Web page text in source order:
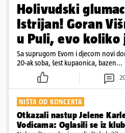
Holivudski
Istrijan! Goran
u Puli, evo
Sa suprugom Evom i djecom novi
20-ak soba, šest kupaonica, bazen...
NIŠTA OD KONCERTA
Otkazali nastup Jelene
Vodicama: Oglasili se iz